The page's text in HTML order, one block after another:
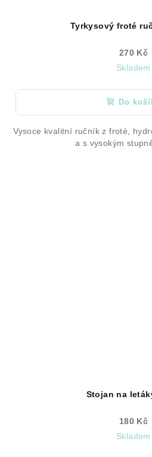
Tyrkysový froté
270 Kč
Skladem
Do
Vysoce kvalitní ručník z froté,
a s vysokým
Stojan na
180 Kč
Skladem